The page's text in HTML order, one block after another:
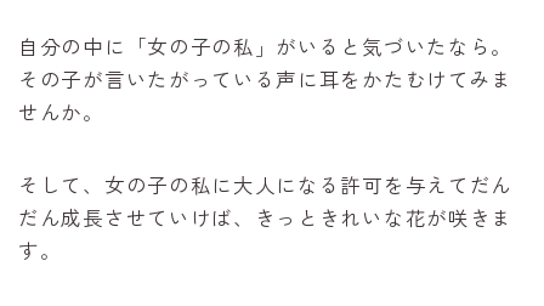
自分の中に「女の子の私」がいると気づいたなら。
その子が言いたがっている声に耳をかたむけてみま
せんか。
そして、女の子の私に大人になる許可を与えてだん
だん成長させていけば、きっときれいな花が咲きま
す。